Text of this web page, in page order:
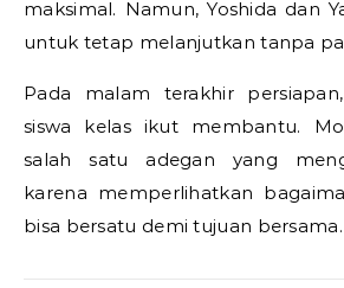
maksimal. Namun, Yoshida dan
untuk tetap melanjutkan tanpa
Pada malam terakhir
siswa kelas ikut membantu.
salah satu adegan yang
karena memperlihatkan
bisa bersatu demi tujuan bersama.